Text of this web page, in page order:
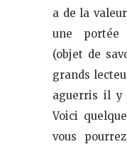
a de la
une portée
(objet de
grands
aguerris il y
Voici
vous